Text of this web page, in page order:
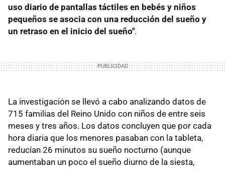
uso diario de pantallas táctiles en bebés y niños
pequeños se asocia con una reducción del sueño y
un retraso en el inicio del sueño".
La investigación se llevó a cabo analizando datos de
715 familias del Reino Unido con niños de entre seis
meses y tres años. Los datos concluyen que por cada
hora diaria que los menores pasaban con la tableta,
reducían 26 minutos su sueño nocturno (aunque
aumentaban un poco el sueño diurno de la siesta,